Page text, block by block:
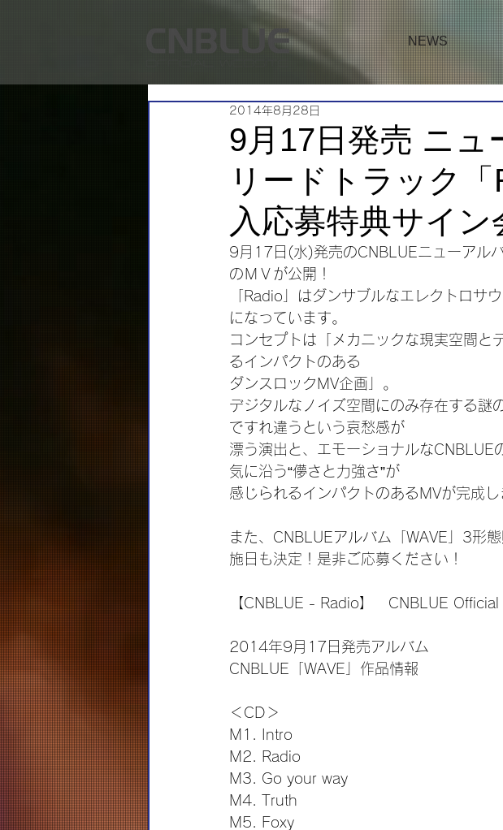
NEWS
9月17日発売 ニュ
リードトラック
入応募特典サイン
2014年8月28日
9月17日(水)発売のCNBLUEニューアル
のＭＶが公開！
「Radio」はダンサブルなエレクトロサ
になっています。
コンセプトは「メカニックな現実空間と
るインパクトのある
ダンスロックMV企画」。
デジタルなノイズ空間にのみ存在する謎
ですれ違うという哀愁感が
漂う演出と、エモーショナルなCNBLUE
気に沿う“儚さと力強さ”が
感じられるインパクトのあるMVが完成し
また、CNBLUEアルバム「WAVE」3形
施日も決定！是非ご応募ください！
【CNBLUE - Radio】　CNBLUE
2014年9月17日発売アルバム
CNBLUE「WAVE」作品情報
＜CD＞
M1. Intro
M2. Radio
M3. Go your way
M4. Truth
M5. Foxy